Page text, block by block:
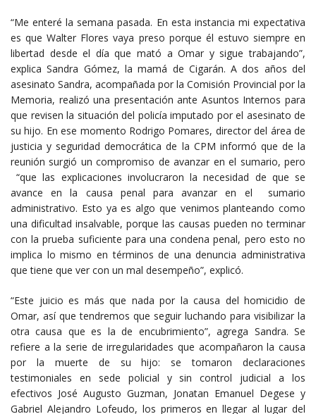
“Me enteré la semana pasada. En esta instancia mi expectativa
es que Walter Flores vaya preso porque él estuvo siempre en
libertad desde el día que mató a Omar y sigue trabajando”,
explica Sandra Gómez, la mamá de Cigarán. A dos años del
asesinato Sandra, acompañada por la Comisión Provincial por la
Memoria, realizó una presentación ante Asuntos Internos para
que revisen la situación del policía imputado por el asesinato de
su hijo. En ese momento Rodrigo Pomares, director del área de
justicia y seguridad democrática de la CPM informó que de la
reunión surgió un compromiso de avanzar en el sumario, pero
“que las explicaciones involucraron la necesidad de que se
avance en la causa penal para avanzar en el sumario
administrativo. Esto ya es algo que venimos planteando como
una dificultad insalvable, porque las causas pueden no terminar
con la prueba suficiente para una condena penal, pero esto no
implica lo mismo en términos de una denuncia administrativa
que tiene que ver con un mal desempeño”, explicó.
“Este juicio es más que nada por la causa del homicidio de
Omar, así que tendremos que seguir luchando para visibilizar la
otra causa que es la de encubrimiento”, agrega Sandra. Se
refiere a la serie de irregularidades que acompañaron la causa
por la muerte de su hijo: se tomaron declaraciones
testimoniales en sede policial y sin control judicial a los
efectivos José Augusto Guzman, Jonatan Emanuel Degese y
Gabriel Alejandro Lofeudo, los primeros en llegar al lugar del